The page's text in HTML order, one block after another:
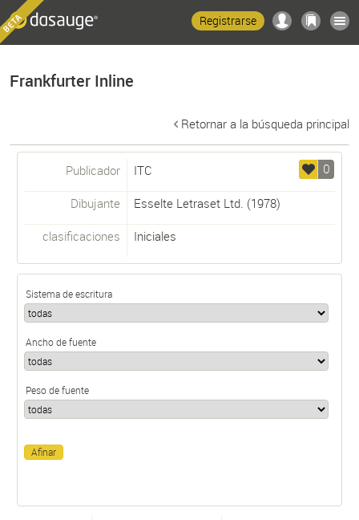
Registrarse
Frankfurter Inline
Retornar a la búsqueda principal
0
Publicador ITC
Dibujante Esselte Letraset Ltd. (1978)
clasificaciones Iniciales
Sistema de escritura
Ancho de fuente
Peso de fuente